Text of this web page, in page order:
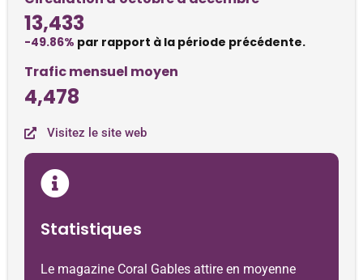
13,433
-49.86% par rapport à la période précédente.
Trafic mensuel moyen
4,478
Visitez le site web
Statistiques
Le magazine Coral Gables attire en moyenne